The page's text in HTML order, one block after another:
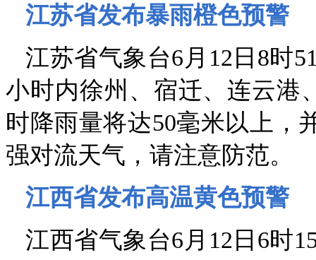
江苏省发布暴雨橙色预警
江苏省气象台6月12日8时
小时内徐州、宿迁、连云港
时降雨量将达50毫米以上，
强对流天气，请注意防范。
江西省发布高温黄色预警
江西省气象台6月12日6时